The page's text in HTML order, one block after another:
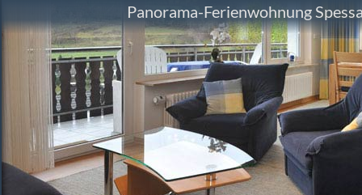
Panorama-Ferienwohnung